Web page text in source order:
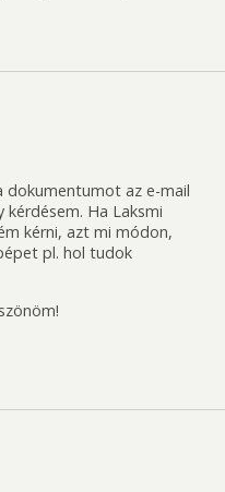
dokumentumot az e-mail
kérdésem. Ha Laksmi
kérni, azt mi módon,
pl. hol tudok